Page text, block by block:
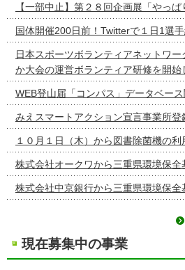
【一部中止】第２８回企画展「やっ
国体開催200日前！Twitterで１日1選
日本スポーツボランティアネットワ
か大会の運営ボランティア研修を開始
WEB登山届「コンパス」データベー
みえスマートアクション宣言事業所登
１０月１日（木）から図書除菌機の
株式会社オークワから三重県環境保
株式会社中京銀行から三重県環境保
現在募集中の事業